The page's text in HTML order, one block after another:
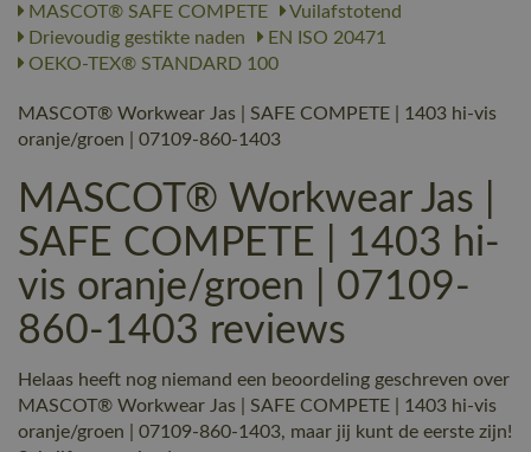
MASCOT® SAFE COMPETE
Vuilafstotend
Drievoudig gestikte naden
EN ISO 20471
OEKO-TEX® STANDARD 100
MASCOT® Workwear Jas | SAFE COMPETE | 1403 hi-vis
oranje/groen | 07109-860-1403
MASCOT® Workwear Jas |
SAFE COMPETE | 1403 hi-
vis oranje/groen | 07109-
860-1403 reviews
Helaas heeft nog niemand een beoordeling geschreven over
MASCOT® Workwear Jas | SAFE COMPETE | 1403 hi-vis
oranje/groen | 07109-860-1403, maar jij kunt de eerste zijn!